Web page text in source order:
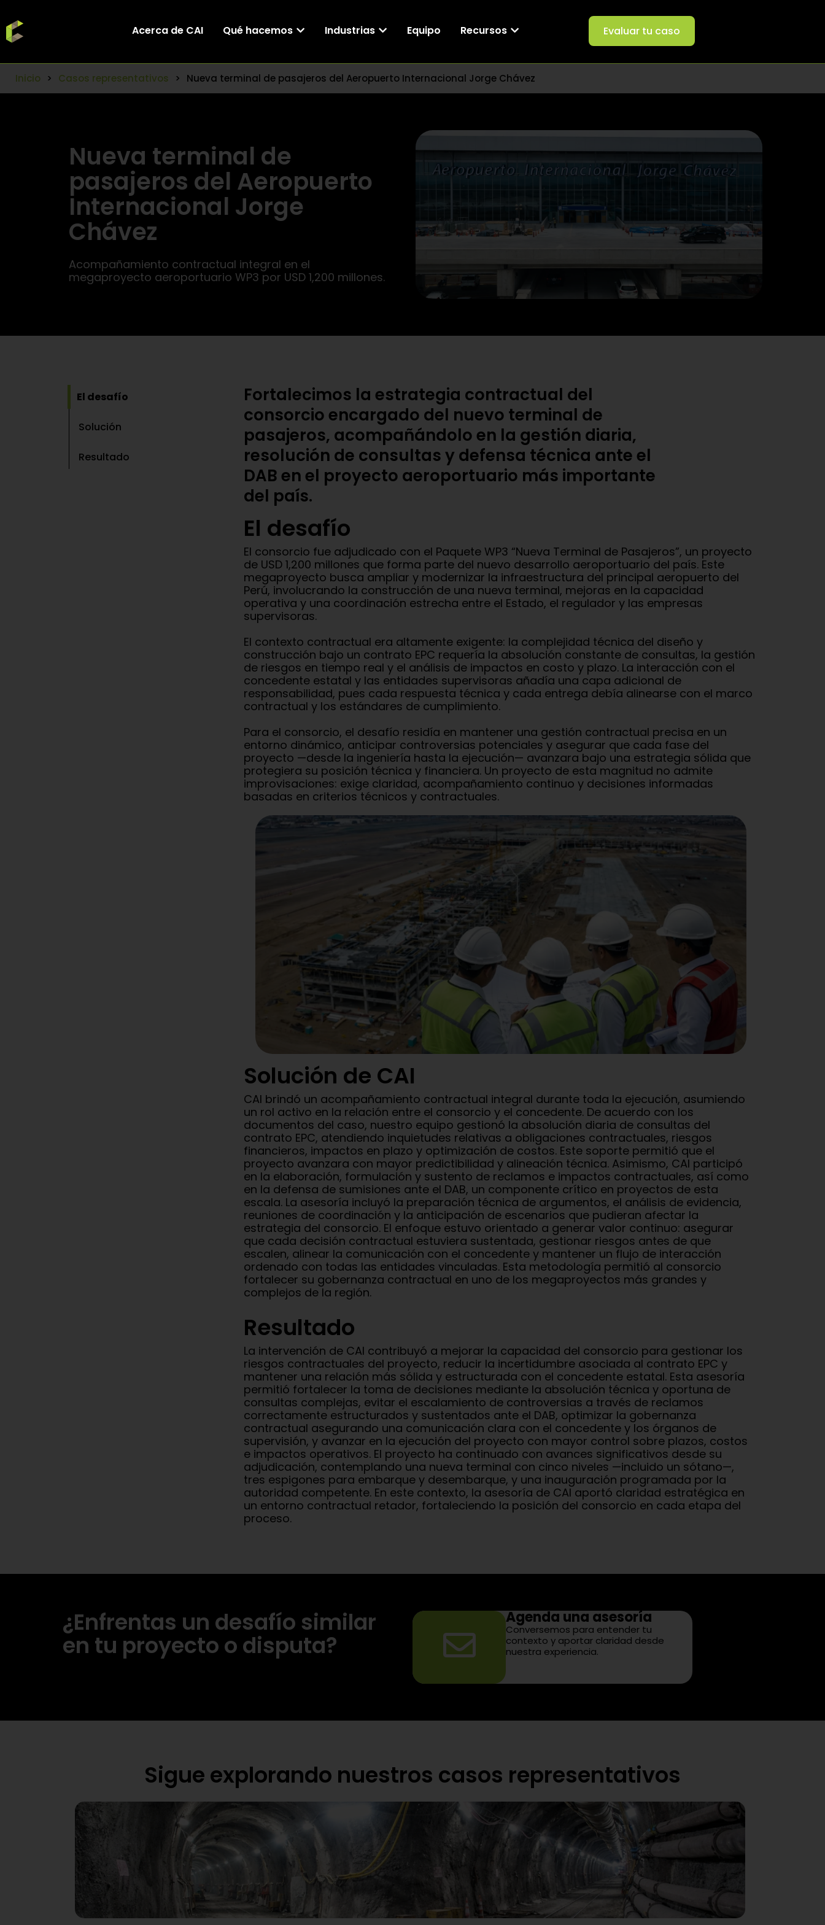
Acerca de CAI Qué hacemos Industrias Equipo Recursos Evaluar tu caso
Inicio > Casos representativos > Nueva terminal de pasajeros del Aeropuerto Internacional Jorge Chávez
Nueva terminal de
pasajeros del Aeropuerto
Internacional Jorge
Chávez
Acompañamiento contractual integral en el
megaproyecto aeroportuario WP3 por USD 1,200 millones.
El desafío
Solución
Resultado
Fortalecimos la estrategia contractual del
consorcio encargado del nuevo terminal de
pasajeros, acompañándolo en la gestión diaria,
resolución de consultas y defensa técnica ante el
DAB en el proyecto aeroportuario más importante
del país.
El desafío
El consorcio fue adjudicado con el Paquete WP3 “Nueva Terminal de Pasajeros”, un proyecto
de USD 1,200 millones que forma parte del nuevo desarrollo aeroportuario del país. Este
megaproyecto busca ampliar y modernizar la infraestructura del principal aeropuerto del
Perú, involucrando la construcción de una nueva terminal, mejoras en la capacidad
operativa y una coordinación estrecha entre el Estado, el regulador y las empresas
supervisoras.
El contexto contractual era altamente exigente: la complejidad técnica del diseño y
construcción bajo un contrato EPC requería la absolución constante de consultas, la gestión
de riesgos en tiempo real y el análisis de impactos en costo y plazo. La interacción con el
concedente estatal y las entidades supervisoras añadía una capa adicional de
responsabilidad, pues cada respuesta técnica y cada entrega debía alinearse con el marco
contractual y los estándares de cumplimiento.
Para el consorcio, el desafío residía en mantener una gestión contractual precisa en un
entorno dinámico, anticipar controversias potenciales y asegurar que cada fase del
proyecto —desde la ingeniería hasta la ejecución— avanzara bajo una estrategia sólida que
protegiera su posición técnica y financiera. Un proyecto de esta magnitud no admite
improvisaciones: exige claridad, acompañamiento continuo y decisiones informadas
basadas en criterios técnicos y contractuales.
Solución de CAI
CAI brindó un acompañamiento contractual integral durante toda la ejecución, asumiendo
un rol activo en la relación entre el consorcio y el concedente. De acuerdo con los
documentos del caso, nuestro equipo gestionó la absolución diaria de consultas del
contrato EPC, atendiendo inquietudes relativas a obligaciones contractuales, riesgos
financieros, impactos en plazo y optimización de costos. Este soporte permitió que el
proyecto avanzara con mayor predictibilidad y alineación técnica. Asimismo, CAI participó
en la elaboración, formulación y sustento de reclamos e impactos contractuales, así como
en la defensa de sumisiones ante el DAB, un componente crítico en proyectos de esta
escala. La asesoría incluyó la preparación técnica de argumentos, el análisis de evidencia,
reuniones de coordinación y la anticipación de escenarios que pudieran afectar la
estrategia del consorcio. El enfoque estuvo orientado a generar valor continuo: asegurar
que cada decisión contractual estuviera sustentada, gestionar riesgos antes de que
escalen, alinear la comunicación con el concedente y mantener un flujo de interacción
ordenado con todas las entidades vinculadas. Esta metodología permitió al consorcio
fortalecer su gobernanza contractual en uno de los megaproyectos más grandes y
complejos de la región.
Resultado
La intervención de CAI contribuyó a mejorar la capacidad del consorcio para gestionar los
riesgos contractuales del proyecto, reducir la incertidumbre asociada al contrato EPC y
mantener una relación más sólida y estructurada con el concedente estatal. Esta asesoría
permitió fortalecer la toma de decisiones mediante la absolución técnica y oportuna de
consultas complejas, evitar el escalamiento de controversias a través de reclamos
correctamente estructurados y sustentados ante el DAB, optimizar la gobernanza
contractual asegurando una comunicación clara con el concedente y los órganos de
supervisión, y avanzar en la ejecución del proyecto con mayor control sobre plazos, costos
e impactos operativos. El proyecto ha continuado con avances significativos desde su
adjudicación, contemplando una nueva terminal con cinco niveles —incluido un sótano—,
tres espigones para embarque y desembarque, y una inauguración programada por la
autoridad competente. En este contexto, la asesoría de CAI aportó claridad estratégica en
un entorno contractual retador, fortaleciendo la posición del consorcio en cada etapa del
proceso.
¿Enfrentas un desafío similar
en tu proyecto o disputa?
Agenda una asesoría
Conversemos para entender tu
contexto y aportar claridad desde
nuestra experiencia.
Sigue explorando nuestros casos representativos